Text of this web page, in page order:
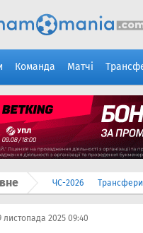
Команда Матчі
ЧС-2026 Трансфери
листопада 2025 09:40